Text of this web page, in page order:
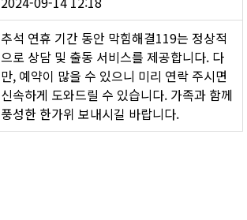
추석 연휴 기간 동안 막힘해결119는 정상적
으로 상담 및 출동 서비스를 제공합니다. 다
만, 예약이 많을 수 있으니 미리 연락 주시면
신속하게 도와드릴 수 있습니다. 가족과 함께
풍성한 한가위 보내시길 바랍니다.